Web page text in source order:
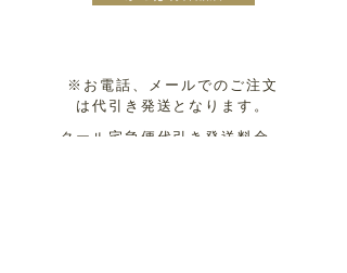
※お電話、メールでのご注文
は代引き発送となります。
クール宅急便代引き発送料金